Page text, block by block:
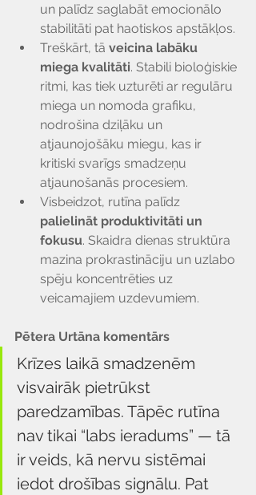
un palīdz saglabāt emocionālo
stabilitāti pat haotiskos apstākļos.
Treškārt, tā veicina labāku
miega kvalitāti. Stabili bioloģiskie
ritmi, kas tiek uzturēti ar regulāru
miega un nomoda grafiku,
nodrošina dziļāku un
atjaunojošāku miegu, kas ir
kritiski svarīgs smadzeņu
atjaunošanās procesiem.
Visbeidzot, rutīna palīdz
palielināt produktivitāti un
fokusu. Skaidra dienas struktūra
mazina prokrastināciju un uzlabo
spēju koncentrēties uz
veicamajiem uzdevumiem.
Pētera Urtāna komentārs
Krīzes laikā smadzenēm
visvairāk pietrūkst
paredzamības. Tāpēc rutīna
nav tikai “labs ieradums” — tā
ir veids, kā nervu sistēmai
iedot drošības signālu. Pat